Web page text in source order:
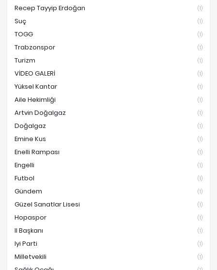
Recep Tayyip Erdoğan (1)
Suç (1)
TOGG (1)
Trabzonspor (1)
Turizm (1)
VİDEO GALERİ (1)
Yüksel Kantar (1)
Aile Hekimliği (1)
Artvin Doğalgaz (1)
Doğalgaz (1)
Emine Kus (1)
Enelli Rampası (1)
Engelli (1)
Futbol (1)
Gündem (1)
Güzel Sanatlar Lisesi (1)
Hopaspor (1)
Il Başkanı (1)
Iyi Parti (1)
Milletvekili (1)